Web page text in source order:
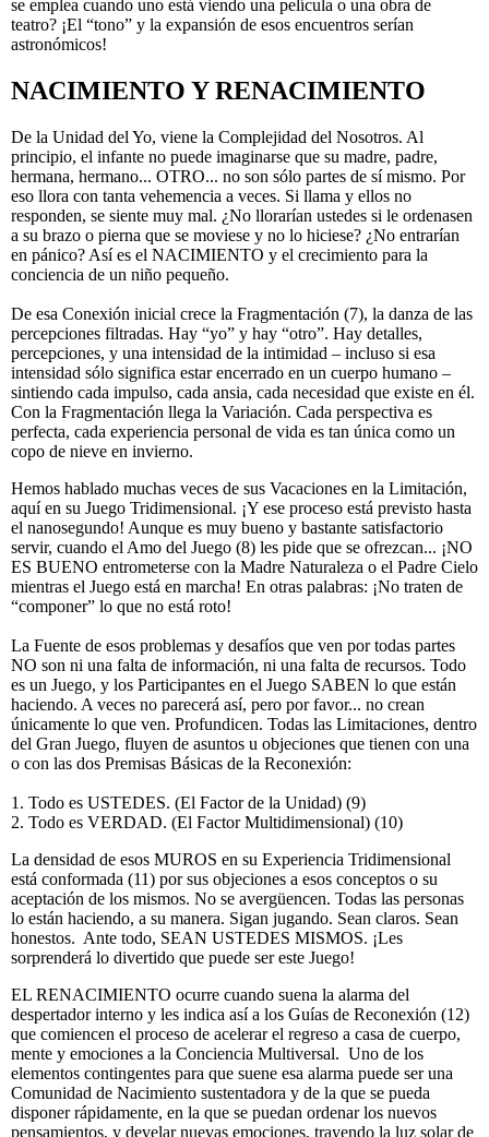
se emplea cuando uno está viendo una película o una obra de
teatro? ¡El “tono” y la expansión de esos encuentros serían
astronómicos!
NACIMIENTO Y RENACIMIENTO
De la Unidad del Yo, viene la Complejidad del Nosotros. Al
principio, el infante no puede imaginarse que su madre, padre,
hermana, hermano... OTRO... no son sólo partes de sí mismo. Por
eso llora con tanta vehemencia a veces. Si llama y ellos no
responden, se siente muy mal. ¿No llorarían ustedes si le ordenasen
a su brazo o pierna que se moviese y no lo hiciese? ¿No entrarían
en pánico? Así es el NACIMIENTO y el crecimiento para la
conciencia de un niño pequeño.
De esa Conexión inicial crece la Fragmentación (7), la danza de las
percepciones filtradas. Hay “yo” y hay “otro”. Hay detalles,
percepciones, y una intensidad de la intimidad – incluso si esa
intensidad sólo significa estar encerrado en un cuerpo humano –
sintiendo cada impulso, cada ansia, cada necesidad que existe en él.
Con la Fragmentación llega la Variación. Cada perspectiva es
perfecta, cada experiencia personal de vida es tan única como un
copo de nieve en invierno.
Hemos hablado muchas veces de sus Vacaciones en la Limitación,
aquí en su Juego Tridimensional. ¡Y ese proceso está previsto hasta
el nanosegundo! Aunque es muy bueno y bastante satisfactorio
servir, cuando el Amo del Juego (8) les pide que se ofrezcan... ¡NO
ES BUENO entrometerse con la Madre Naturaleza o el Padre Cielo
mientras el Juego está en marcha! En otras palabras: ¡No traten de
“componer” lo que no está roto!
La Fuente de esos problemas y desafíos que ven por todas partes
NO son ni una falta de información, ni una falta de recursos. Todo
es un Juego, y los Participantes en el Juego SABEN lo que están
haciendo. A veces no parecerá así, pero por favor... no crean
únicamente lo que ven. Profundicen. Todas las Limitaciones, dentro
del Gran Juego, fluyen de asuntos u objeciones que tienen con una
o con las dos Premisas Básicas de la Reconexión:
1. Todo es USTEDES. (El Factor de la Unidad) (9)
2. Todo es VERDAD. (El Factor Multidimensional) (10)
La densidad de esos MUROS en su Experiencia Tridimensional
está conformada (11) por sus objeciones a esos conceptos o su
aceptación de los mismos. No se avergüencen. Todas las personas
lo están haciendo, a su manera. Sigan jugando. Sean claros. Sean
honestos. Ante todo, SEAN USTEDES MISMOS. ¡Les
sorprenderá lo divertido que puede ser este Juego!
EL RENACIMIENTO ocurre cuando suena la alarma del
despertador interno y les indica así a los Guías de Reconexión (12)
que comiencen el proceso de acelerar el regreso a casa de cuerpo,
mente y emociones a la Conciencia Multiversal. Uno de los
elementos contingentes para que suene esa alarma puede ser una
Comunidad de Nacimiento sustentadora y de la que se pueda
disponer rápidamente, en la que se puedan ordenar los nuevos
pensamientos, y develar nuevas emociones, trayendo la luz solar de